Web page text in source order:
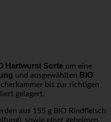
Hartwurst Sorte um eine
und ausgewählten BIO
bis zur richtigen
gelagert.
aus 155 g BIO Rindfleisch
sowie einer geheimen